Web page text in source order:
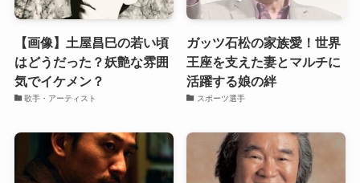
【画像】土屋昌巳の若い頃
はどうだった？妖艶な雰囲
気でイケメン？
歌手・アーティスト
ガッツ石松の家族愛！世界
王座を支えた妻とマルチに
活躍する娘の絆
スポーツ選手